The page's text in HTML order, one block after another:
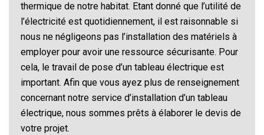
thermique de notre habitat. Etant donné que l’utilité de
l’électricité est quotidiennement, il est raisonnable si
nous ne négligeons pas l’installation des matériels à
employer pour avoir une ressource sécurisante. Pour
cela, le travail de pose d’un tableau électrique est
important. Afin que vous ayez plus de renseignement
concernant notre service d’installation d’un tableau
électrique, nous sommes prêts à élaborer le devis de
votre projet.